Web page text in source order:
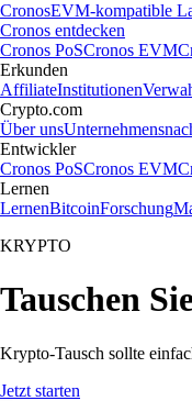
CronosEVM-kompatible
Cronos entdecken
Cronos PoSCronos EVM
Erkunden
AffiliateInstitutionen
Crypto.com
Über uns
Entwickler
Cronos PoSCronos EVM
Lernen
LernenBitcoinForschung
KRYPTO
Tauschen
Krypto-Tausch sollte
Jetzt starten